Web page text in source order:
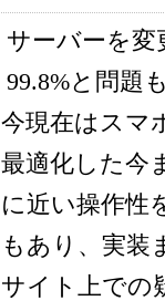
サーバーを変
99.8%と問題
今現在はスマ
最適化した今
に近い操作性
もあり、実装
サイト上での